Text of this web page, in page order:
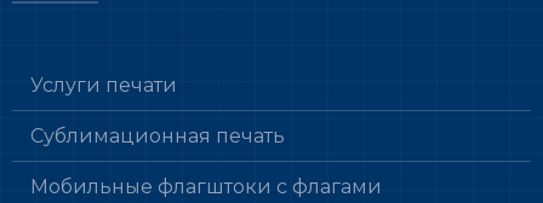
Услуги печати
Сублимационная печать
Мобильные флагштоки с флагами